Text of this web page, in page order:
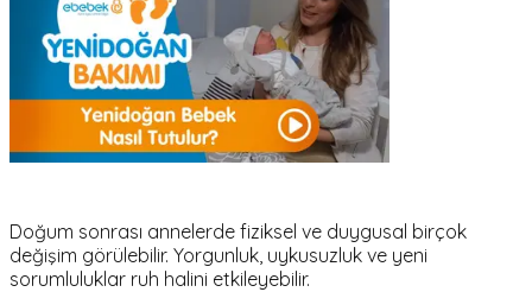
Doğum sonrası annelerde fiziksel ve duygusal birçok
değişim görülebilir. Yorgunluk, uykusuzluk ve yeni
sorumluluklar ruh halini etkileyebilir.